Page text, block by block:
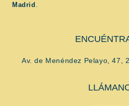
Madrid .
Av. de Menéndez Pelayo, 47,